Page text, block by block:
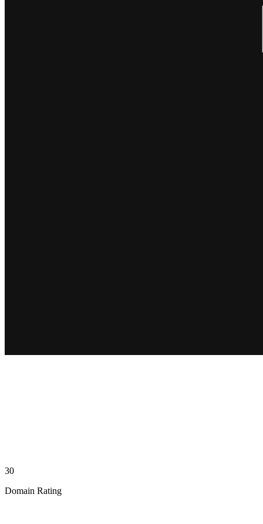
30
Domain Rating